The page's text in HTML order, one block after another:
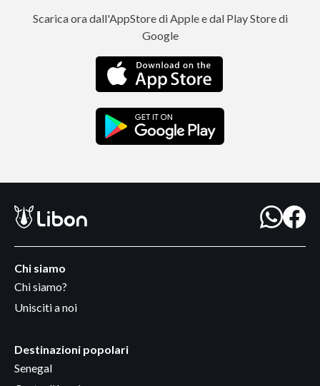
Scarica ora dall'AppStore di Apple e dal Play Store di
Google
Chi siamo
Chi siamo?
Unisciti a noi
Destinazioni popolari
Senegal